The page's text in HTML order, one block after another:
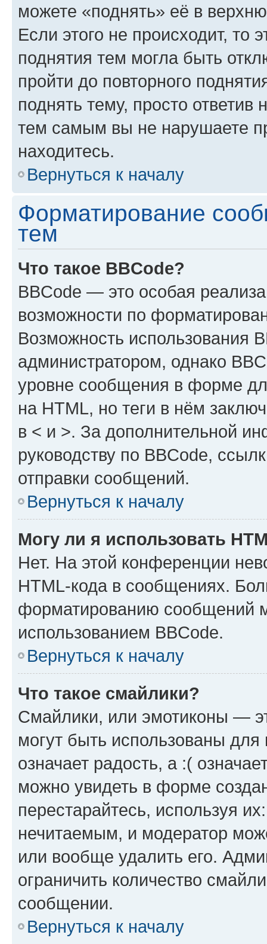
можете «поднять» её в
Если этого не происходит, то
поднятия тем могла быть
пройти до повторного
поднять тему, просто ответив
тем самым вы не нарушаете
находитесь.
Вернуться к началу
Форматирование
тем
Что такое BBCode?
BBCode — это особая
возможности по
Возможность использования
администратором, однако
уровне сообщения в форме
на HTML, но теги в нём
в < и >. За дополнительной
руководству по BBCode,
отправки сообщений.
Вернуться к началу
Могу ли я использовать
Нет. На этой конференции
HTML-кода в сообщениях.
форматированию сообщений
использованием BBCode.
Вернуться к началу
Что такое смайлики?
Смайлики, или эмотиконы —
могут быть использованы
означает радость, а :(
можно увидеть в форме
перестарайтесь, используя
нечитаемым, и модератор
или вообще удалить его.
ограничить количество
сообщении.
Вернуться к началу